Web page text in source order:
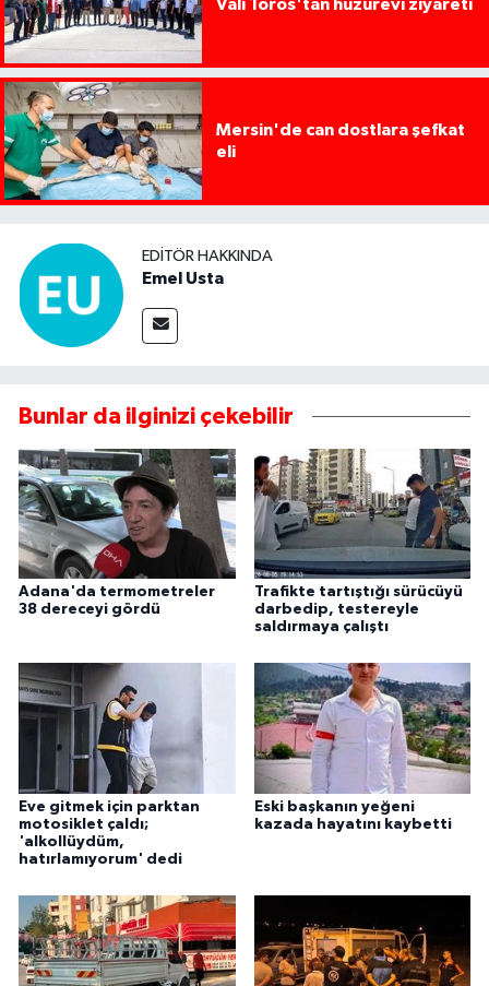
Vali Toros'tan huzurevi ziyareti
Mersin'de can dostlara şefkat
eli
EDITÖR HAKKINDA
Emel Usta
Bunlar da ilginizi çekebilir
Adana'da termometreler
38 dereceyi gördü
Trafikte tartıştığı sürücüyü
darbedip, testereyle
saldırmaya çalıştı
Eve gitmek için parktan
motosiklet çaldı;
'alkollüydüm,
hatırlamıyorum' dedi
Eski başkanın yeğeni
kazada hayatını kaybetti